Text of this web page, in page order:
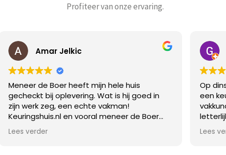
Profiteer van onze ervaring.
Jelkic
heeft mijn hele huis
Wat is hij goed in
een echte vakman!
en vooral meneer de Boer
de kwaliteit en service!
G Kloosterziel
Op dinsdag gebeld
een keuring. De
vakkundig, ervaren
letterlijk tot de
complete keuring.
koper mee en legt al